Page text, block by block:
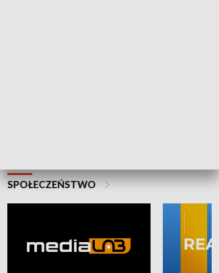
SPOŁECZEŃSTWO